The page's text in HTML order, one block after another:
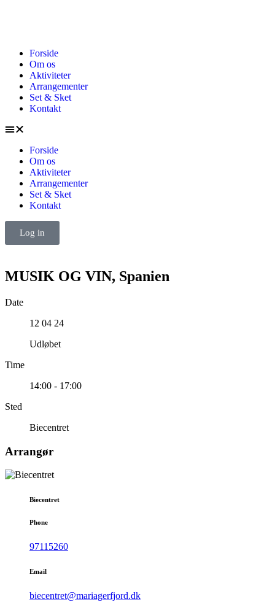
Forside
Om os
Aktiviteter
Arrangementer
Set & Sket
Kontakt
Forside
Om os
Aktiviteter
Arrangementer
Set & Sket
Kontakt
Log in
MUSIK OG VIN, Spanien
Date
12 04 24
Udløbet
Time
14:00 - 17:00
Sted
Biecentret
Arrangør
Biecentret
Phone
97115260
Email
biecentret@mariagerfjord.dk